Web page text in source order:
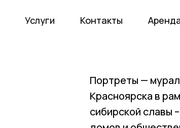
Услуги Контакты
Портреты —
Красноярска в
сибирской славы